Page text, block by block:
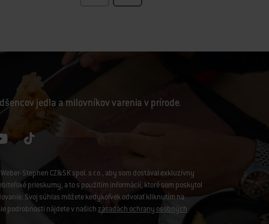
jedla a milovníkov varenia v prírode.
Stephen CZ&SK spol. s r.o., aby som dostával exkluzívny
prieskumy, a to s použitím informácií, ktoré som poskytol
Svoj súhlas môžete kedykoľvek odvolať kliknutím na
podrobnosti nájdete v našichzásadách ochrany osobných